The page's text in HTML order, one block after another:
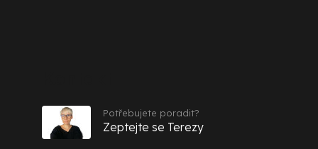
Potřebujete poradit?
Zeptejte se Terezy